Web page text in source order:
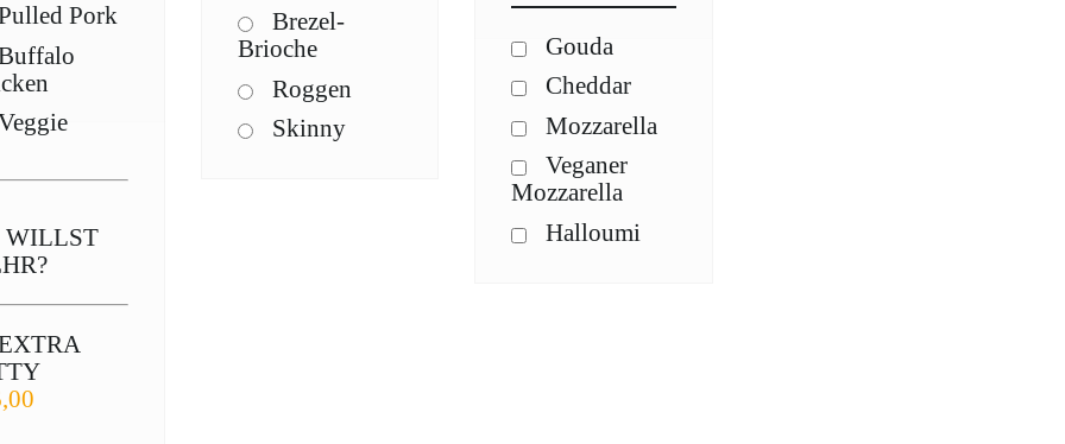
Pork
WILLST
Brezel-
Brioche
Roggen
Skinny
Gouda
Cheddar
Mozzarella
Veganer
Mozzarella
Halloumi